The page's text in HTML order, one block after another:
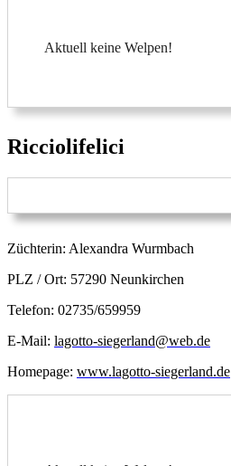
Aktuell keine Welpen!
Ricciolifelici
Züchterin: Alexandra Wurmbach
PLZ / Ort: 57290 Neunkirchen
Telefon: 02735/659959
E-Mail: lagotto-siegerland@web.de
Homepage: www.lagotto-siegerland.de